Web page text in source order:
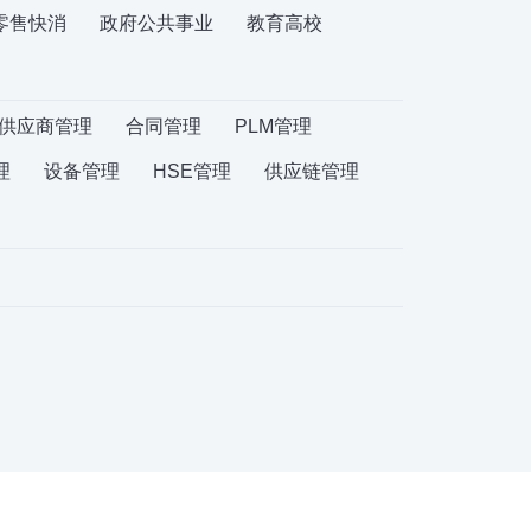
售快消 政府公共事业 教育高校
应商管理 合同管理 PLM管理
设备管理 HSE管理 供应链管理